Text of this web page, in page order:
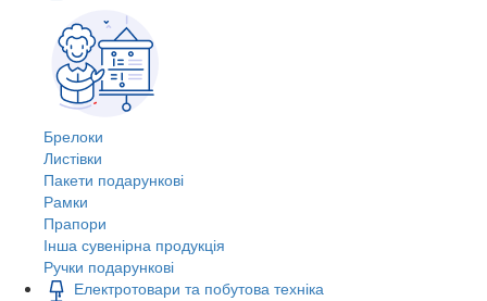
Брелоки
Листівки
Пакети подарункові
Рамки
Прапори
Інша сувенірна продукція
Ручки подарункові
Електротовари та побутова техніка